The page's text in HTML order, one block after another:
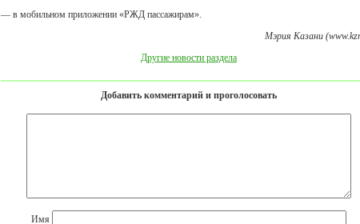
— в мобильном приложении «РЖД пассажирам».
Мэрия Казани
Другие новости раздела
Добавить комментарий и проголосовать
Имя